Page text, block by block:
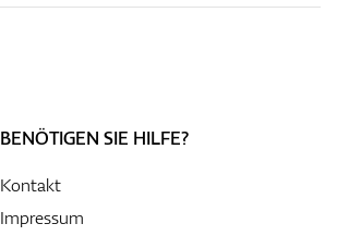
BENÖTIGEN SIE HILFE?
Kontakt
Impressum